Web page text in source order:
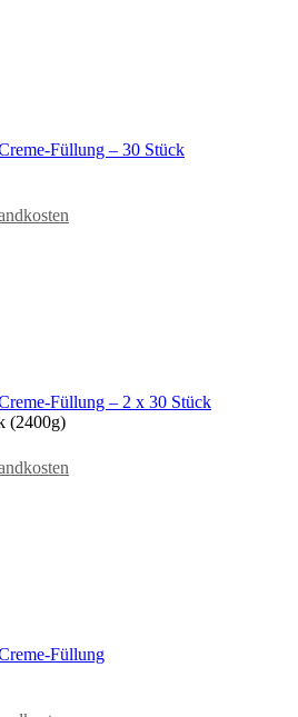
Füllung – 30 Stück
Füllung – 2 x 30 Stück
(2400g)
Füllung